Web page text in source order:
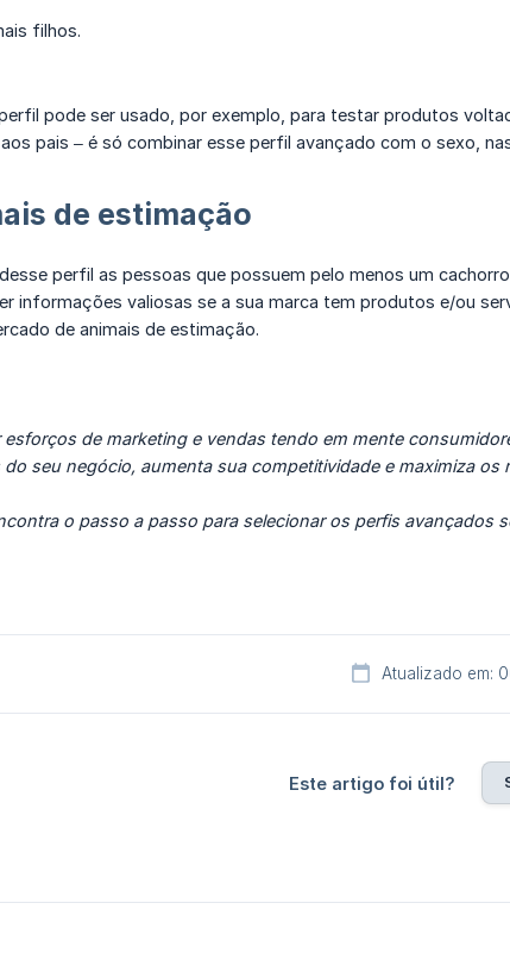
filhos.
pode ser usado, por exemplo, para testar produtos
pais – é só combinar esse perfil avançado com o sexo,
de estimação
perfil as pessoas que possuem pelo menos um
informações valiosas se a sua marca tem produtos e/ou
de animais de estimação.
esforços de marketing e vendas tendo em mente
seu negócio, aumenta sua competitividade e maximiza os
o passo a passo para selecionar os perfis
Atualizado em:
Este artigo foi útil?